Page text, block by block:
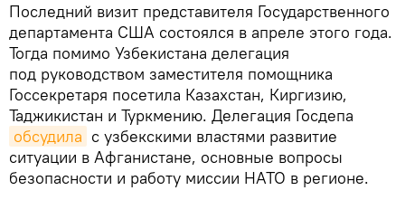
Последний визит представителя Государственного
департамента США состоялся в апреле этого года.
Тогда помимо Узбекистана делегация
под руководством заместителя помощника
Госсекретаря посетила Казахстан, Киргизию,
Таджикистан и Туркмению. Делегация Госдепа
обсудила с узбекскими властями развитие
ситуации в Афганистане, основные вопросы
безопасности и работу миссии НАТО в регионе.